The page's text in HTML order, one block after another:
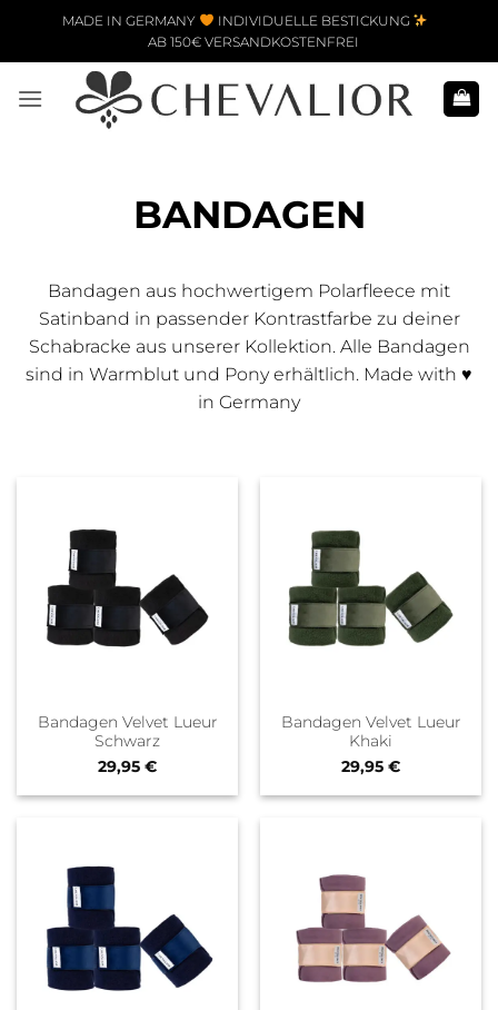
Zum Inhalt springen
MADE IN GERMANY
INDIVIDUELLE BESTICKUNG
AB 150€ VERSANDKOSTENFREI
BANDAGEN
Bandagen aus hochwertigem Polarfleece mit
Satinband in passender Kontrastfarbe zu deiner
Schabracke aus unserer Kollektion. Alle Bandagen
sind in Warmblut und Pony erhältlich. Made with ♥
in Germany
Bandagen Velvet Lueur
Schwarz
29,95 €
Bandagen Velvet Lueur
Khaki
29,95 €